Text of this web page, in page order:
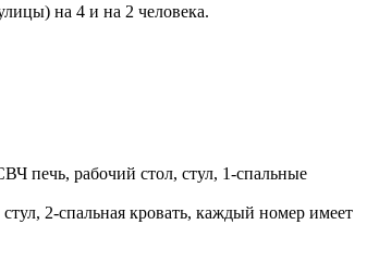
на 4 и на 2 человека.
печь, рабочий стол, стул, 1-спальные
2-спальная кровать, каждый номер имеет